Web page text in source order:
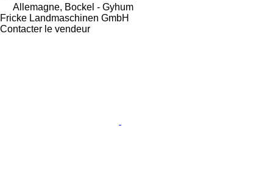
Allemagne, Bockel - Gyhum
Fricke Landmaschinen GmbH
Contacter le vendeur